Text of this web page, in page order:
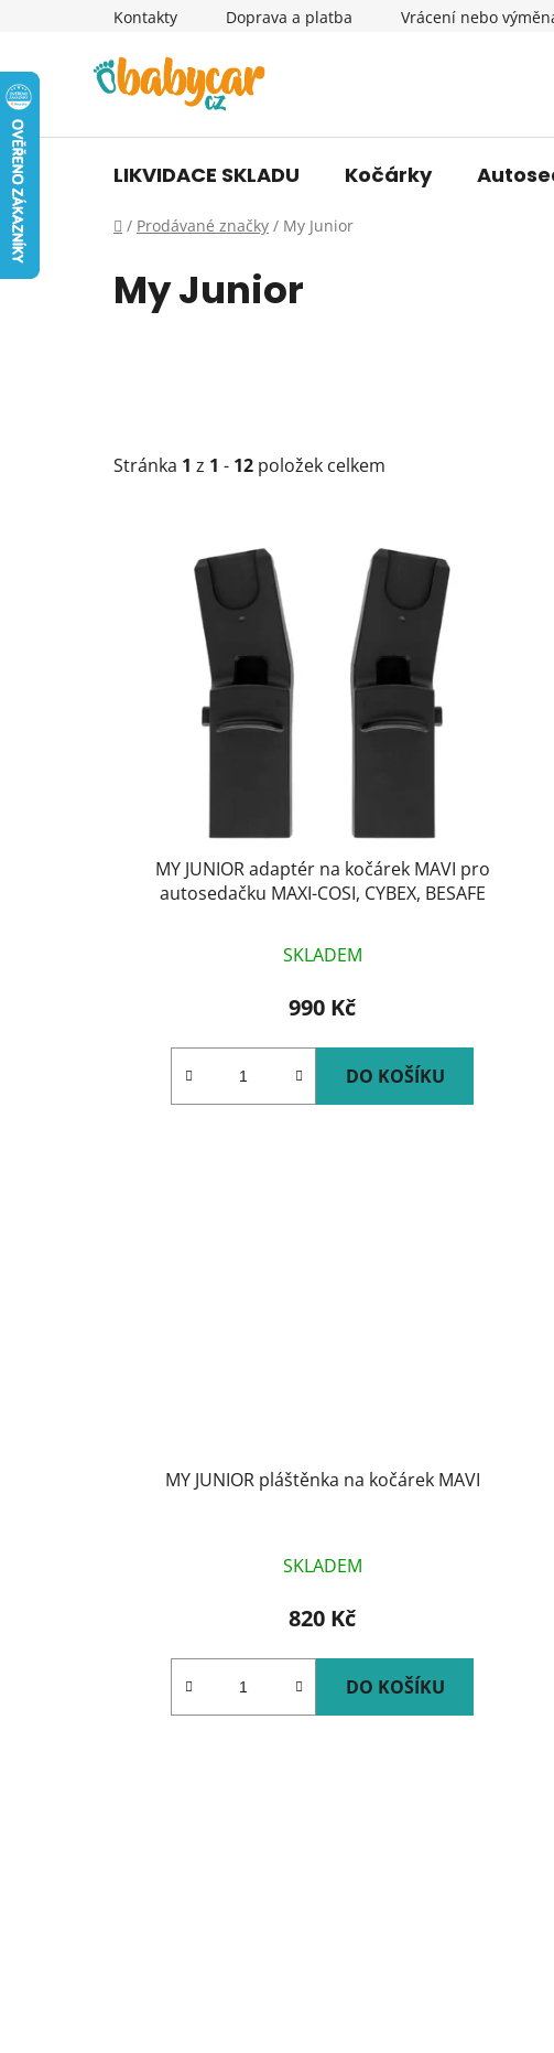
Kontakty Doprava a platba Vrácení nebo
LIKVIDACE SKLADU Kočárky
Domů
/ Prodávané značky / My Junior
My Junior
Stránka 1 z 1 - 12 položek celkem
MY JUNIOR adaptér na kočárek MAVI pro
autosedačku MAXI-COSI, CYBEX, BESAFE
SKLADEM
990 Kč
DO KOŠÍKU
MY JUNIOR pláštěnka na kočárek MAVI
SKLADEM
820 Kč
DO KOŠÍKU